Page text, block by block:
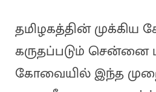
தமிழகத்தின்
கருதப்படும் சென்னை
கோவையில் இந்த